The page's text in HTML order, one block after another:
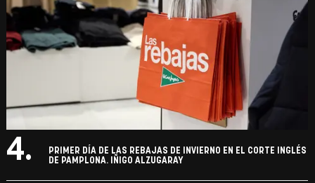
4.
PRIMER DÍA DE LAS REBAJAS DE INVIERNO EN EL CORTE INGLÉS
DE PAMPLONA. IÑIGO ALZUGARAY